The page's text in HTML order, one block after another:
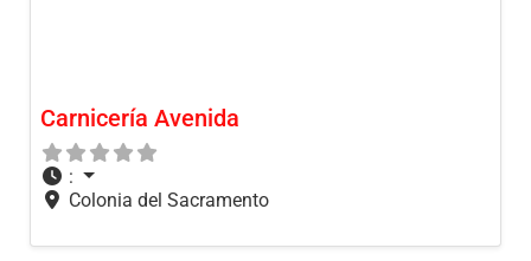
Carnicería Avenida
:
Colonia del Sacramento